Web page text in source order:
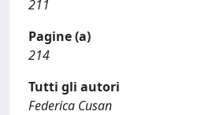
211
Pagine (a)
214
Tutti gli autori
Federica Cusan